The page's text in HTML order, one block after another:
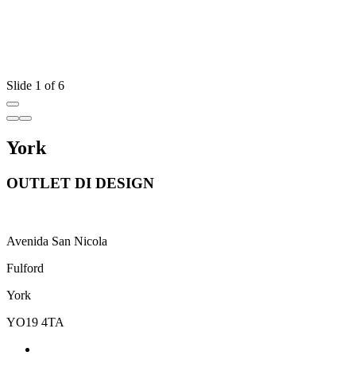
Slide 1 of 6
York
OUTLET DI DESIGN
Avenida San Nicola
Fulford
York
YO19 4TA